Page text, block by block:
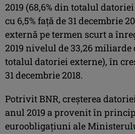
2019 (68,6% din totalul
cu 6,5% faţă de 31 decembrie
externă pe termen scurt a
2019 nivelul de 33,26 miliarde
totalul datoriei externe), în
31 decembrie 2018.
Potrivit BNR, creşterea
anul 2019 a provenit în
euroobligaţiuni ale